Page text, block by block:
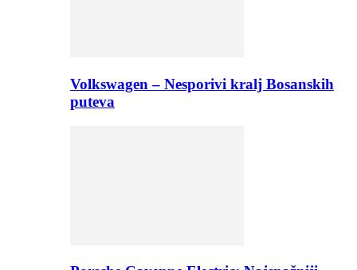
Volkswagen – Nesporivi kralj Bosanskih
puteva